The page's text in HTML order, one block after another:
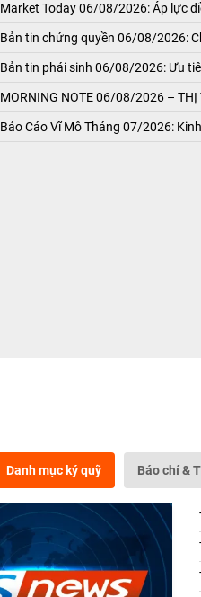
Market Today 06/08/2026: Áp lực
Bản tin chứng quyền 06/08/2026:
Bản tin phái sinh 06/08/2026: Ưu
MORNING NOTE 06/08/2026 – THỊ
Báo Cáo Vĩ Mô Tháng 07/2026:
Danh mục ký quỹ Báo chí &